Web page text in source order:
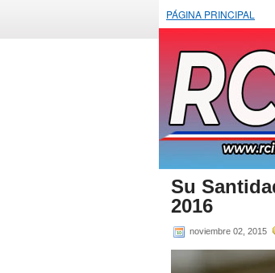
PÁGINA PRINCIPAL
Su
2016
noviembre 02, 2015